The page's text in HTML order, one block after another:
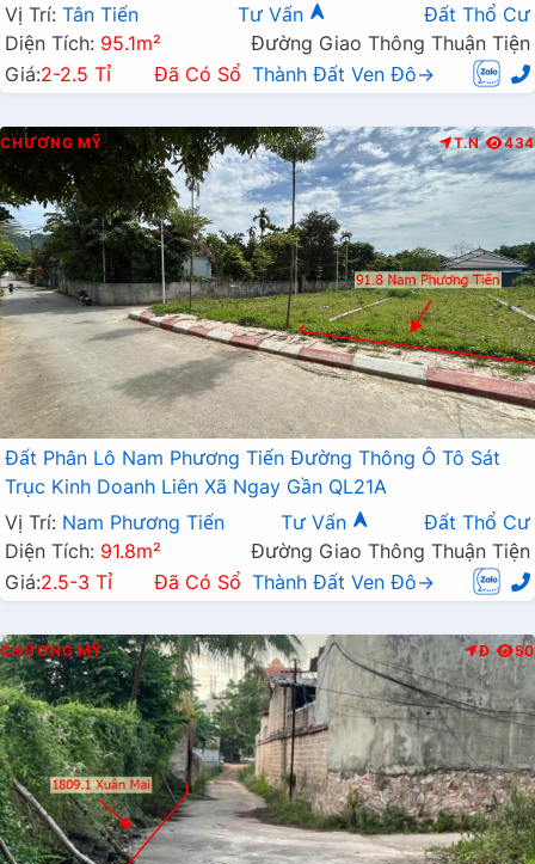
Vị Trí: Tân Tiến Tư Vấn
Đất Thổ Cư
Diện Tích: 95.1m²
Đường Giao Thông Thuận Tiện
Giá:2-2.5 Tỉ Đã Có Sổ Thành Đất Ven Đô→
CHƯƠNG MỸ T.N 434
Đất Phân Lô Nam Phương Tiến Đường Thông Ô Tô Sát
Trục Kinh Doanh Liên Xã Ngay Gần QL21A
Vị Trí: Nam Phương Tiến Tư Vấn
Đất Thổ Cư
Diện Tích: 91.8m²
Đường Giao Thông Thuận Tiện
Giá:2.5-3 Tỉ Đã Có Sổ Thành Đất Ven Đô→
CHƯƠNG MỸ Đ 50